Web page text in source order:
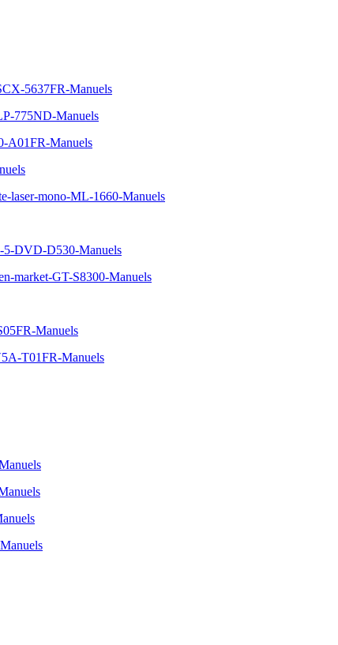
5637FR-Manuels
775ND-Manuels
A01FR-Manuels
laser-mono-ML-1660-Manuels
DVD-D530-Manuels
market-GT-S8300-Manuels
Manuels
T01FR-Manuels